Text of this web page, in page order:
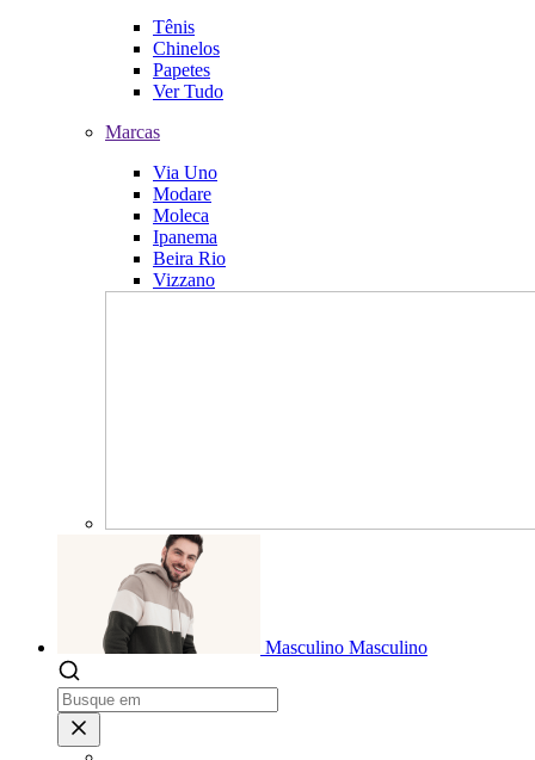
Tênis
Chinelos
Papetes
Ver Tudo
Marcas
Via Uno
Modare
Moleca
Ipanema
Beira Rio
Vizzano
Masculino Masculino